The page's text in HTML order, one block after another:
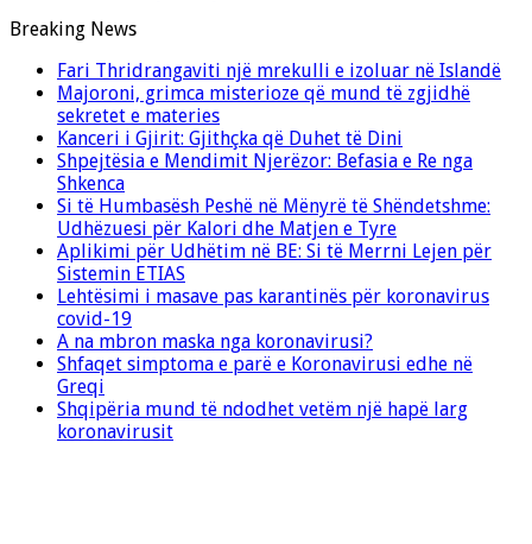
Breaking News
Fari Thridrangaviti një mrekulli e izoluar në Islandë
Majoroni, grimca misterioze që mund të zgjidhë
sekretet e materies
Kanceri i Gjirit: Gjithçka që Duhet të Dini
Shpejtësia e Mendimit Njerëzor: Befasia e Re nga
Shkenca
Si të Humbasësh Peshë në Mënyrë të Shëndetshme:
Udhëzuesi për Kalori dhe Matjen e Tyre
Aplikimi për Udhëtim në BE: Si të Merrni Lejen për
Sistemin ETIAS
Lehtësimi i masave pas karantinës për koronavirus
covid-19
A na mbron maska nga koronavirusi?
Shfaqet simptoma e parë e Koronavirusi edhe në
Greqi
Shqipëria mund të ndodhet vetëm një hapë larg
koronavirusit